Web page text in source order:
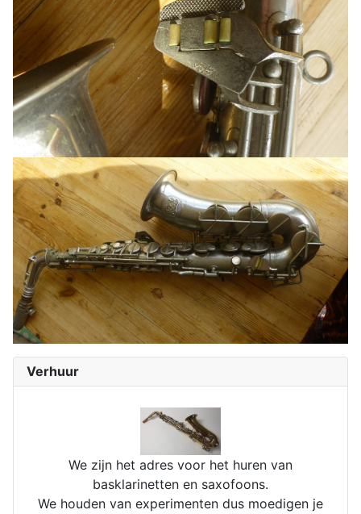
Verhuur
We zijn het adres voor het huren van
basklarinetten en saxofoons.
We houden van experimenten dus moedigen je